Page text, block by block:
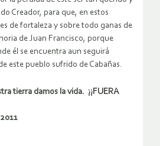
Creador, para que, en estos
de fortaleza y sobre todo ganas de
de Juan Francisco, porque
él se encuentra aun seguirá
este pueblo sufrido de Cabañas.
tierra damos la vida. ¡¡FUERA